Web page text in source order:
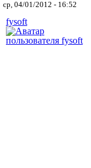
ср, 04/01/2012 - 16:52
fysoft